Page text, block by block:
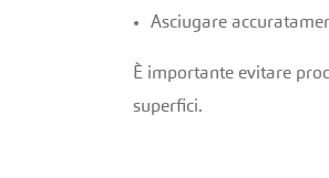
Asciugare
È importante evitare
superfici.